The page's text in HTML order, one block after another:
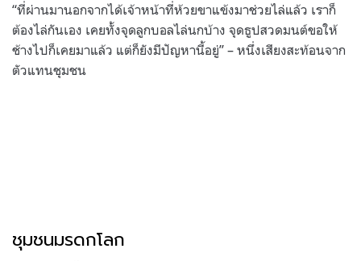
“ที่ผ่านมานอกจากได้เจ้าหน้าที่ห้วยขาแข้งมาช่วยไล่แล้ว เราก็
ต้องไล่กันเอง เคยทั้งจุดลูกบอลไล่นกบ้าง จุดธูปสวดมนต์ขอให้
ช้างไปก็เคยมาแล้ว แต่ก็ยังมีปัญหานี้อยู่” – หนึ่งเสียงสะท้อนจาก
ตัวแทนชุมชน
ชุมชนมรดกโลก